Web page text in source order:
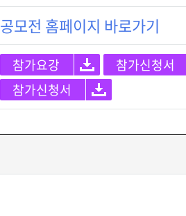
공모전 홈페이지 바로가기
참가요강
참가신청서
참가신청서